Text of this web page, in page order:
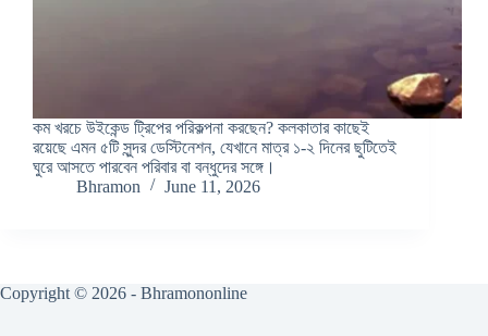
কম খরচে উইকেন্ড ট্রিপের পরিকল্পনা করছেন? কলকাতার কাছেই
রয়েছে এমন ৫টি সুন্দর ডেস্টিনেশন, যেখানে মাত্র ১-২ দিনের ছুটিতেই
ঘুরে আসতে পারবেন পরিবার বা বন্ধুদের সঙ্গে।
Bhramon
June 11, 2026
Copyright © 2026 - Bhramononline